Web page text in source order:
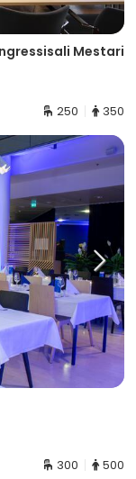
Mestari
250 350
300 500